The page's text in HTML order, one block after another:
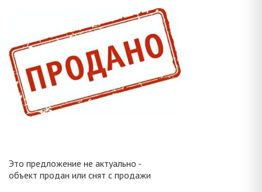
Это предложение не актуально -
объект продан или снят с продажи